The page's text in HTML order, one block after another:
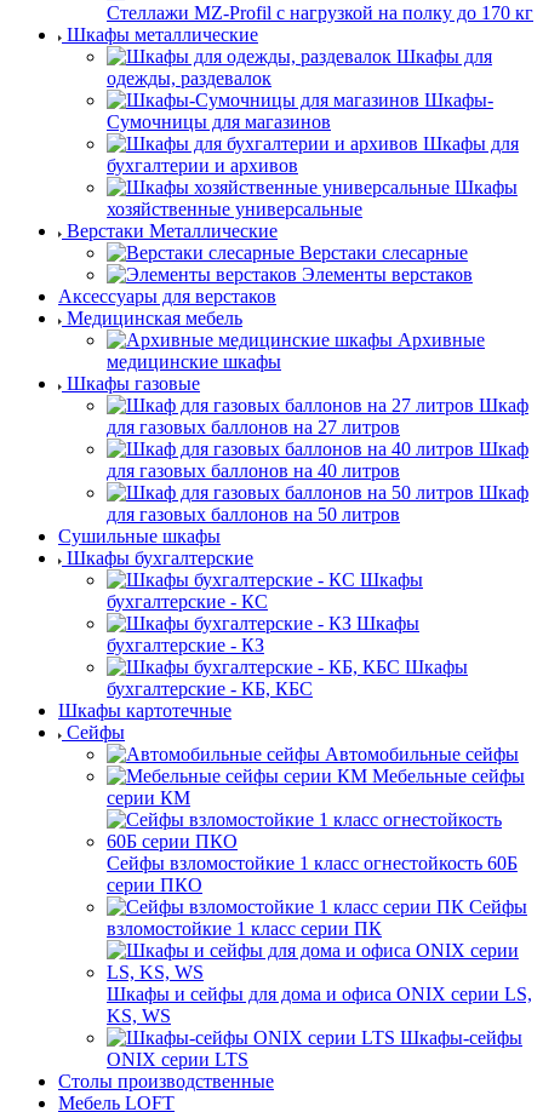
Стеллажи MZ-Profil с нагрузкой на полку до 170 кг
Шкафы металлические
Шкафы для
одежды, раздевалок
Шкафы-
Сумочницы для магазинов
Шкафы для
бухгалтерии и архивов
Шкафы
хозяйственные универсальные
Верстаки Металлические
Верстаки слесарные
Элементы верстаков
Аксессуары для верстаков
Медицинская мебель
Архивные
медицинские шкафы
Шкафы газовые
Шкаф
для газовых баллонов на 27 литров
Шкаф
для газовых баллонов на 40 литров
Шкаф
для газовых баллонов на 50 литров
Сушильные шкафы
Шкафы бухгалтерские
Шкафы
бухгалтерские - КС
Шкафы
бухгалтерские - КЗ
Шкафы
бухгалтерские - КБ, КБС
Шкафы картотечные
Сейфы
Автомобильные сейфы
Мебельные сейфы
серии КМ
Сейфы взломостойкие 1 класс огнестойкость 60Б
серии ПКО
Сейфы
взломостойкие 1 класс серии ПК
Шкафы и сейфы для дома и офиса ONIX серии LS,
KS, WS
Шкафы-сейфы
ONIX серии LTS
Столы производственные
Мебель LOFT